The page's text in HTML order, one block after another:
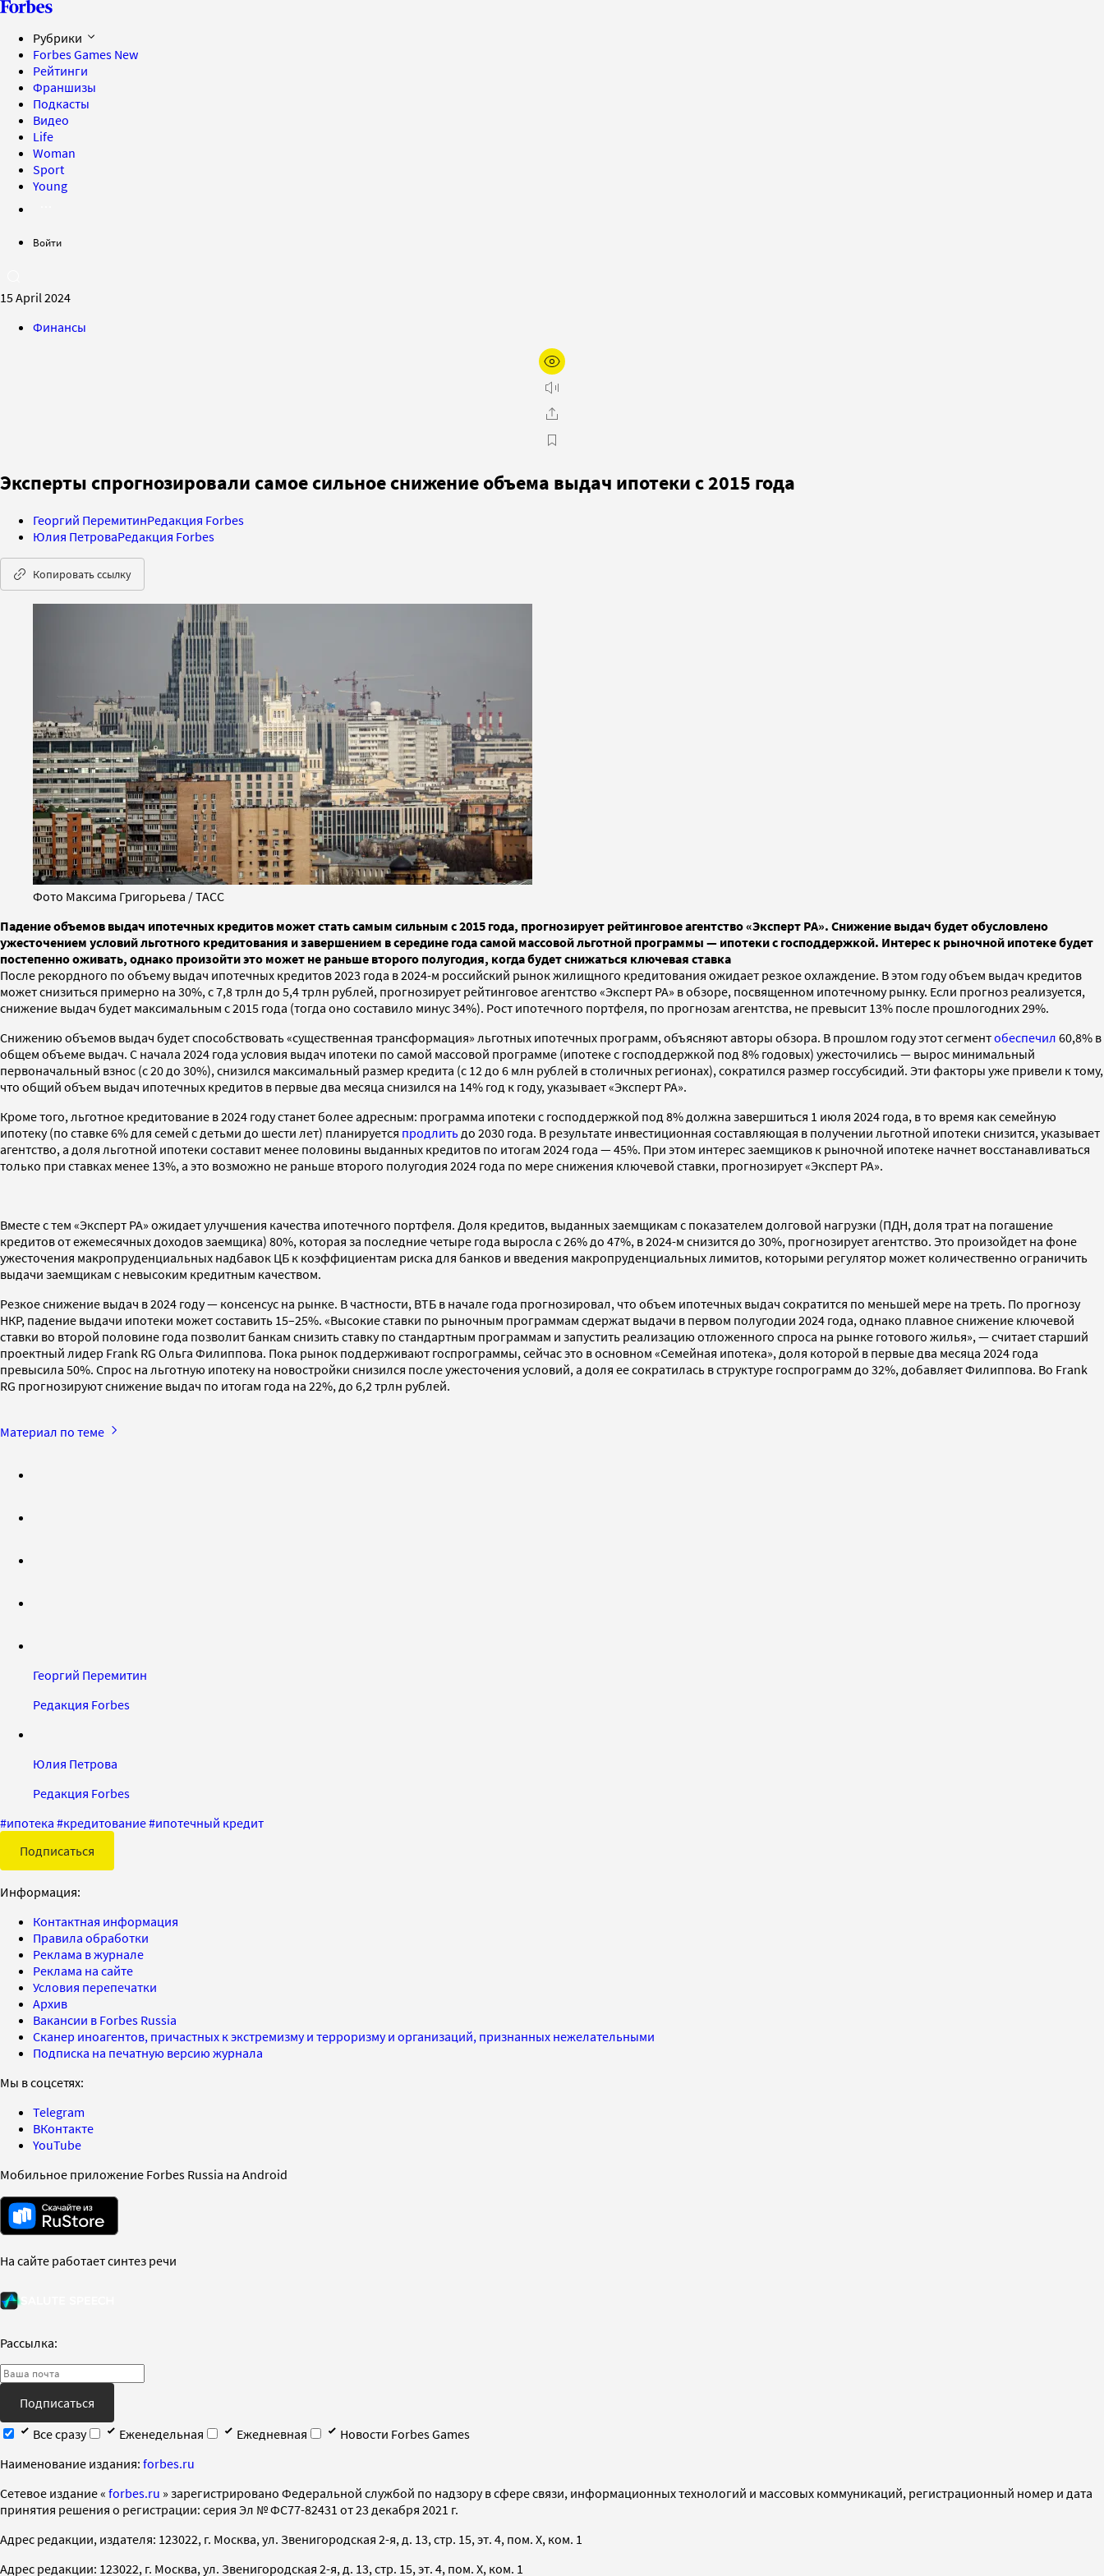
Рубрики
Forbes Games New
Рейтинги
Франшизы
Подкасты
Видео
Life
Woman
Sport
Young
Войти
15 April 2024
Финансы
Эксперты спрогнозировали самое сильное снижение объема выдач ипотеки с 2015 года
Георгий ПеремитинРедакция Forbes
Юлия ПетроваРедакция Forbes
Копировать ссылку
Фото Максима Григорьева / ТАСС
Падение объемов выдач ипотечных кредитов может стать самым сильным с 2015 года, прогнозирует рейтинговое агентство «Эксперт РА». Снижение выдач будет обусловлено
ужесточением условий льготного кредитования и завершением в середине года самой массовой льготной программы — ипотеки с господдержкой. Интерес к рыночной ипотеке будет
постепенно оживать, однако произойти это может не раньше второго полугодия, когда будет снижаться ключевая ставка
После рекордного по объему выдач ипотечных кредитов 2023 года в 2024-м российский рынок жилищного кредитования ожидает резкое охлаждение. В этом году объем выдач кредитов
может снизиться примерно на 30%, с 7,8 трлн до 5,4 трлн рублей, прогнозирует рейтинговое агентство «Эксперт РА» в обзоре, посвященном ипотечному рынку. Если прогноз реализуется,
снижение выдач будет максимальным с 2015 года (тогда оно составило минус 34%). Рост ипотечного портфеля, по прогнозам агентства, не превысит 13% после прошлогодних 29%.
Снижению объемов выдач будет способствовать «существенная трансформация» льготных ипотечных программ, объясняют авторы обзора. В прошлом году этот сегментобеспечил 60,8% в
общем объеме выдач. С начала 2024 года условия выдач ипотеки по самой массовой программе (ипотеке с господдержкой под 8% годовых) ужесточились — вырос минимальный
первоначальный взнос (с 20 до 30%), снизился максимальный размер кредита (с 12 до 6 млн рублей в столичных регионах), сократился размер госсубсидий. Эти факторы уже привели к тому,
что общий объем выдач ипотечных кредитов в первые два месяца снизился на 14% год к году, указывает «Эксперт РА».
Кроме того, льготное кредитование в 2024 году станет более адресным: программа ипотеки с господдержкой под 8% должна завершиться 1 июля 2024 года, в то время как семейную
ипотеку (по ставке 6% для семей с детьми до шести лет) планируется продлить до 2030 года. В результате инвестиционная составляющая в получении льготной ипотеки снизится, указывает
агентство, а доля льготной ипотеки составит менее половины выданных кредитов по итогам 2024 года — 45%. При этом интерес заемщиков к рыночной ипотеке начнет восстанавливаться
только при ставках менее 13%, а это возможно не раньше второго полугодия 2024 года по мере снижения ключевой ставки, прогнозирует «Эксперт РА».
Вместе с тем «Эксперт РА» ожидает улучшения качества ипотечного портфеля. Доля кредитов, выданных заемщикам с показателем долговой нагрузки (ПДН, доля трат на погашение
кредитов от ежемесячных доходов заемщика) 80%, которая за последние четыре года выросла с 26% до 47%, в 2024-м снизится до 30%, прогнозирует агентство. Это произойдет на фоне
ужесточения макропруденциальных надбавок ЦБ к коэффициентам риска для банков и введения макропруденциальных лимитов, которыми регулятор может количественно ограничить
выдачи заемщикам с невысоким кредитным качеством.
Резкое снижение выдач в 2024 году — консенсус на рынке. В частности, ВТБ в начале года прогнозировал, что объем ипотечных выдач сократится по меньшей мере на треть. По прогнозу
НКР, падение выдачи ипотеки может составить 15–25%. «Высокие ставки по рыночным программам сдержат выдачи в первом полугодии 2024 года, однако плавное снижение ключевой
ставки во второй половине года позволит банкам снизить ставку по стандартным программам и запустить реализацию отложенного спроса на рынке готового жилья», — считает старший
проектный лидер Frank RG Ольга Филиппова. Пока рынок поддерживают госпрограммы, сейчас это в основном «Семейная ипотека», доля которой в первые два месяца 2024 года
превысила 50%. Спрос на льготную ипотеку на новостройки снизился после ужесточения условий, а доля ее сократилась в структуре госпрограмм до 32%, добавляет Филиппова. Во Frank
RG прогнозируют снижение выдач по итогам года на 22%, до 6,2 трлн рублей.
Материал по теме
Георгий Перемитин
Редакция Forbes
Юлия Петрова
Редакция Forbes
#ипотека #кредитование#ипотечный кредит
Подписаться
Информация:
Контактная информация
Правила обработки
Реклама в журнале
Реклама на сайте
Условия перепечатки
Архив
Вакансии в Forbes Russia
Сканер иноагентов, причастных к экстремизму и терроризму и организаций, признанных нежелательными
Подписка на печатную версию журнала
Мы в соцсетях:
Telegram
ВКонтакте
YouTube
Мобильное приложение Forbes Russia на Android
На сайте работает синтез речи
Рассылка:
Подписаться
Все сразу
Еженедельная Ежедневная
Новости Forbes Games
Наименование издания: forbes.ru
Cетевое издание « forbes.ru » зарегистрировано Федеральной службой по надзору в сфере связи, информационных технологий и массовых коммуникаций, регистрационный номер и дата
принятия решения о регистрации: серия Эл № ФС77-82431 от 23 декабря 2021 г.
Адрес редакции, издателя: 123022, г. Москва, ул. Звенигородская 2-я, д. 13, стр. 15, эт. 4, пом. X, ком. 1
Адрес редакции: 123022, г. Москва, ул. Звенигородская 2-я, д. 13, стр. 15, эт. 4, пом. X, ком. 1